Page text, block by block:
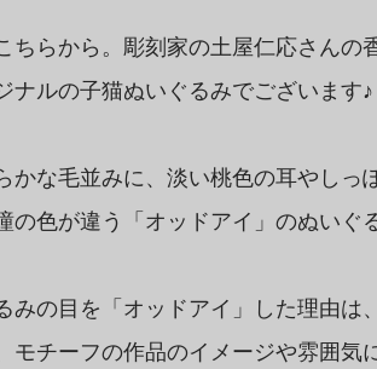
ちらから。彫刻家の土屋仁応さんの
ナルの子猫ぬいぐるみでございます♪
かな毛並みに、淡い桃色の耳やしっ
の色が違う「オッドアイ」のぬいぐ
みの目を「オッドアイ」した理由は
モチーフの作品のイメージや雰囲気